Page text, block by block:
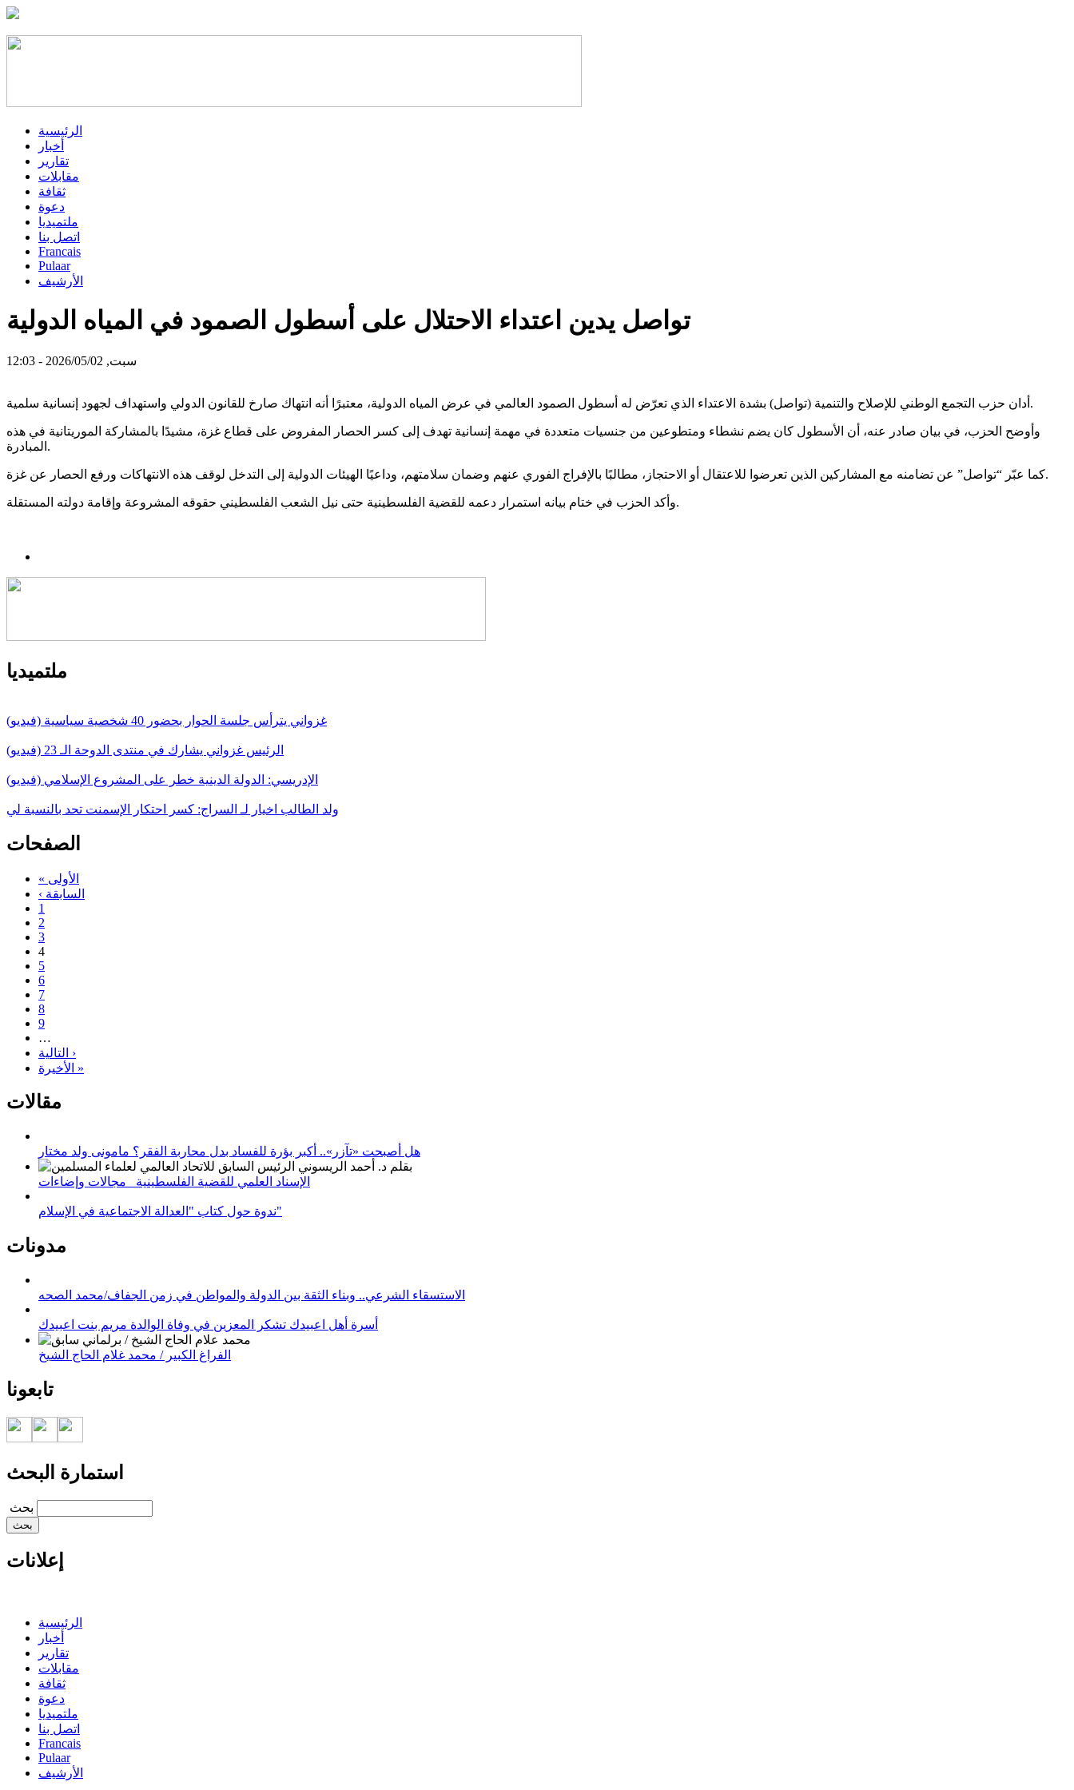
الرئيسية
أخبار
تقارير
مقابلات
ثقافة
دعوة
ملتميديا
اتصل بنا
Francais
Pulaar
الأرشيف
تواصل يدين اعتداء الاحتلال على أسطول الصمود في المياه الدولية
سبت, 2026/05/02 - 12:03
أدان حزب التجمع الوطني للإصلاح والتنمية (تواصل) بشدة الاعتداء الذي تعرّض له أسطول الصمود العالمي في عرض المياه الدولية، معتبرًا أنه انتهاك صارخ للقانون الدولي واستهداف لجهود إنسانية سلمية.
وأوضح الحزب، في بيان صادر عنه، أن الأسطول كان يضم نشطاء ومتطوعين من جنسيات متعددة في مهمة إنسانية تهدف إلى كسر الحصار المفروض على قطاع غزة، مشيدًا بالمشاركة الموريتانية في هذه
المبادرة.
كما عبّر “تواصل” عن تضامنه مع المشاركين الذين تعرضوا للاعتقال أو الاحتجاز، مطالبًا بالإفراج الفوري عنهم وضمان سلامتهم، وداعيًا الهيئات الدولية إلى التدخل لوقف هذه الانتهاكات ورفع الحصار عن غزة.
وأكد الحزب في ختام بيانه استمرار دعمه للقضية الفلسطينية حتى نيل الشعب الفلسطيني حقوقه المشروعة وإقامة دولته المستقلة.
ملتميديا
غزواني يترأس جلسة الحوار بحضور 40 شخصية سياسية (فيديو)
الرئيس غزواني يشارك في منتدى الدوحة الـ 23 (فيديو)
الإدريسي: الدولة الدينية خطر على المشروع الإسلامي (فيديو)
ولد الطالب اخيار لـ السراج: كسر احتكار الإسمنت تحد بالنسبة لي
الصفحات
« الأولى
‹ السابقة
1
2
3
4
5
6
7
8
9
…
التالية ›
الأخيرة »
مقالات
هل أصبحت «تآزر».. أكبر بؤرة للفساد بدل محاربة الفقر؟ مامونى ولد مختار
الإسناد العلمي للقضية الفلسطينية_ مجالات وإضاءات
ندوة حول كتاب "العدالة الاجتماعية في الإسلام"
مدونات
الاستسقاء الشرعي.. وبناء الثقة بين الدولة والمواطن في زمن الجفاف/محمد الصحه
أسرة أهل اعبيدك تشكر المعزين في وفاة الوالدة مريم بنت اعبيدك
الفراغ الكبير / محمد غلام الحاج الشيخ
تابعونا
استمارة البحث
‏بحث ‏
إعلانات
الرئيسية
أخبار
تقارير
مقابلات
ثقافة
دعوة
ملتميديا
اتصل بنا
Francais
Pulaar
الأرشيف